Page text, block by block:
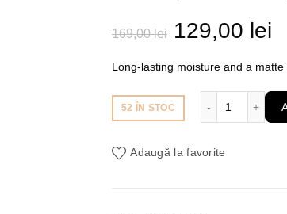
169,00lei Prețul
inițial
a
129,00 lei
Long-lasting moisture and a matte
52 ÎN STOC
Cantitate
Adaugă la favorite